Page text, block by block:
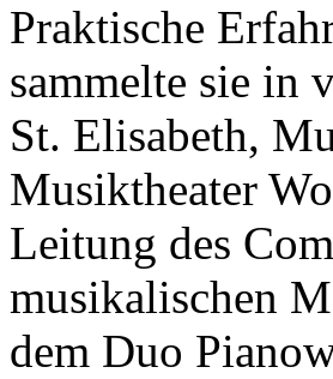
Praktische
sammelte sie in
St. Elisabeth,
Musiktheater
Leitung des
musikalischen
dem Duo